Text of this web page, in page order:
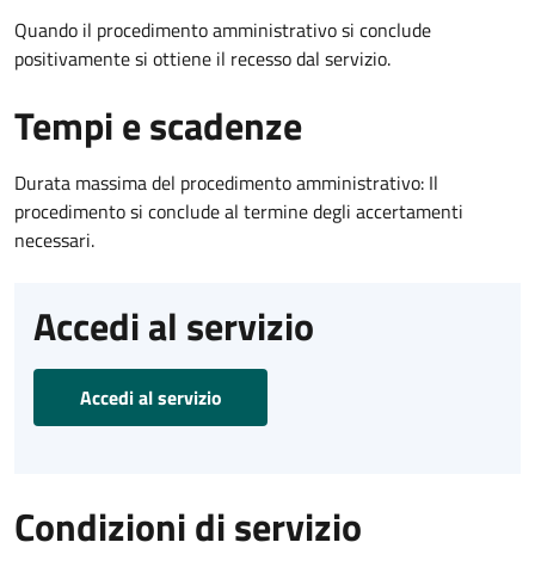
Quando il procedimento amministrativo si conclude
positivamente si ottiene il recesso dal servizio.
Tempi e scadenze
Durata massima del procedimento amministrativo: Il
procedimento si conclude al termine degli accertamenti
necessari.
Accedi al servizio
Accedi al servizio
Condizioni di servizio